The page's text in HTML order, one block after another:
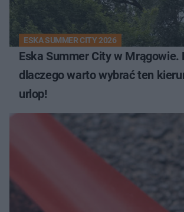
ESKA SUMMER CITY 2026
Eska Summer City w Mrągowie.
dlaczego warto wybrać ten
urlop!